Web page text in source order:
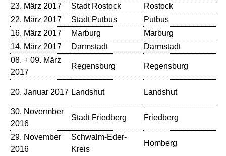
23. März 2017
Stadt Rostock Rostock
22. März 2017
Stadt Putbus Putbus
16. März 2017
Marburg Marburg
14. März 2017
Darmstadt Darmstadt
08. + 09. März
2017
Regensburg Regensburg
20. Januar 2017 Landshut Landshut
30. Novermber
2016
Stadt Friedberg Friedberg
29. November
2016
Schwalm-Eder-
Kreis
Homberg